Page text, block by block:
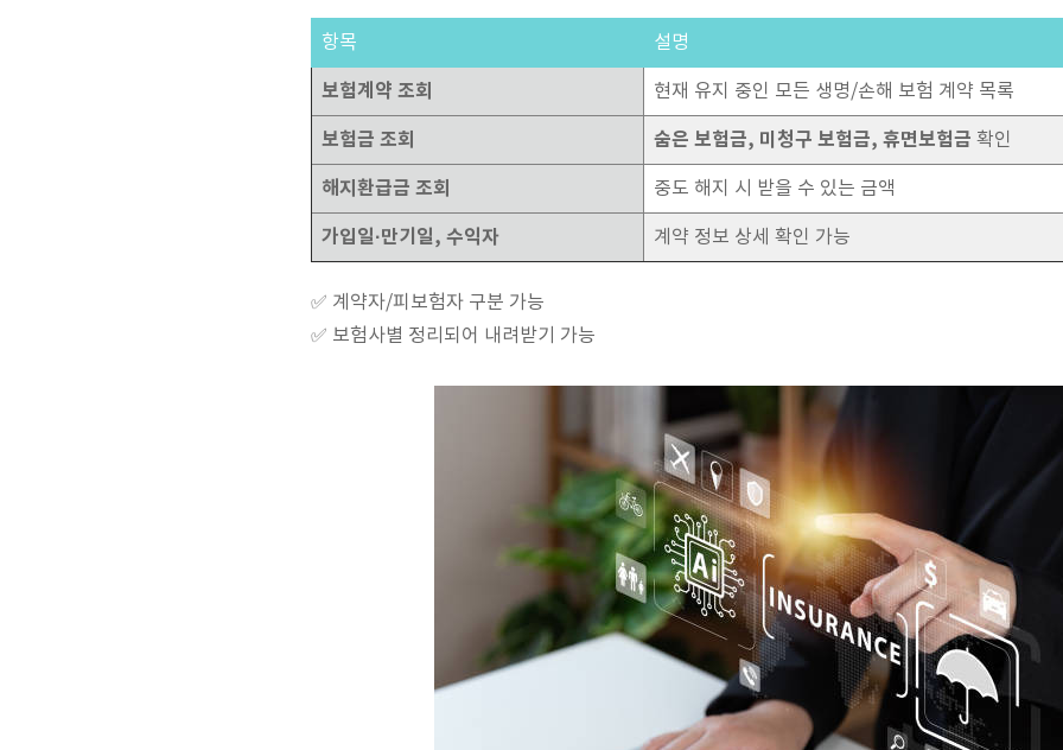
항목 설명
보험계약 조회 현재 유지 중인 모든 생명/손해 보험 계약 목록
보험금 조회 숨은 보험금, 미청구 보험금, 휴면보험금 확인
해지환급금 조회 중도 해지 시 받을 수 있는 금액
가입일·만기일, 수익자 계약 정보 상세 확인 가능
✅ 계약자/피보험자 구분 가능
✅ 보험사별 정리되어 내려받기 가능